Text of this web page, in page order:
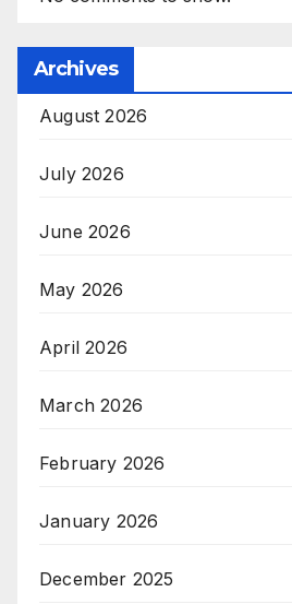
Archives
August 2026
July 2026
June 2026
May 2026
April 2026
March 2026
February 2026
January 2026
December 2025